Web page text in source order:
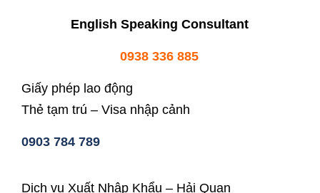
English Speaking Consultant
0938 336 885
Giấy phép lao động
Thẻ tạm trú – Visa nhập cảnh
0903 784 789
Dịch vụ Xuất Nhập Khẩu – Hải Quan